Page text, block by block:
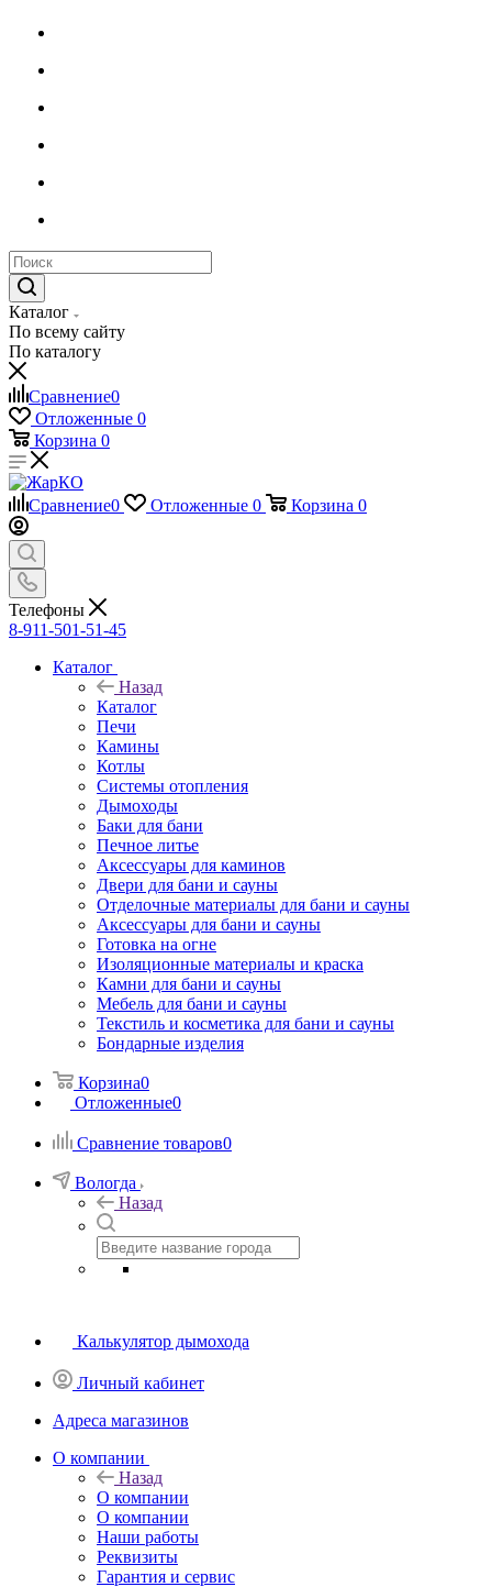
Каталог
По всему сайту
По каталогу
Сравнение0
Отложенные 0
Корзина 0
Сравнение0 Отложенные 0 Корзина 0
Телефоны
8-911-501-51-45
Каталог
Назад
Каталог
Печи
Камины
Котлы
Системы отопления
Дымоходы
Баки для бани
Печное литье
Аксессуары для каминов
Двери для бани и сауны
Отделочные материалы для бани и сауны
Аксессуары для бани и сауны
Готовка на огне
Изоляционные материалы и краска
Камни для бани и сауны
Мебель для бани и сауны
Текстиль и косметика для бани и сауны
Бондарные изделия
Корзина0
Отложенные0
Сравнение товаров0
Вологда
Назад
Калькулятор дымохода
Личный кабинет
Адреса магазинов
O компании
Назад
O компании
О компании
Наши работы
Реквизиты
Гарантия и сервис